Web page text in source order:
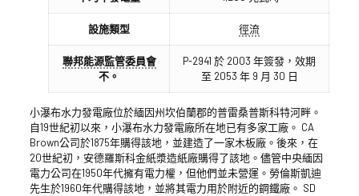
設施類型 徑流
聯邦能源監管委員會
不。
P-2941 於 2003 年簽發，效期
至 2053 年 9 月 30 日
小瀑布水力發電廠位於緬因州坎伯蘭郡的普雷桑普斯科特河畔。
自19世紀初以來，小瀑布水力發電廠所在地已有多家工廠。 CA
Brown公司於1875年購得該地，並建造了一家木板廠。後來，在
20世紀初，安德羅斯科金紙漿造紙廠購得了該地。儘管中央緬因
電力公司在1950年代擁有電力權，但他們並未營運。勞倫斯凱迪
先生於1960年代購得該地，並將其電力用於附近的鋼鐵廠。 SD